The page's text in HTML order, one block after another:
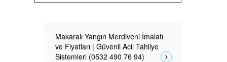
Makaralı Yangın Merdiveni İmalatı
ve Fiyatları | Güvenli Acil Tahliye
Sistemleri (0532 490 76 94)